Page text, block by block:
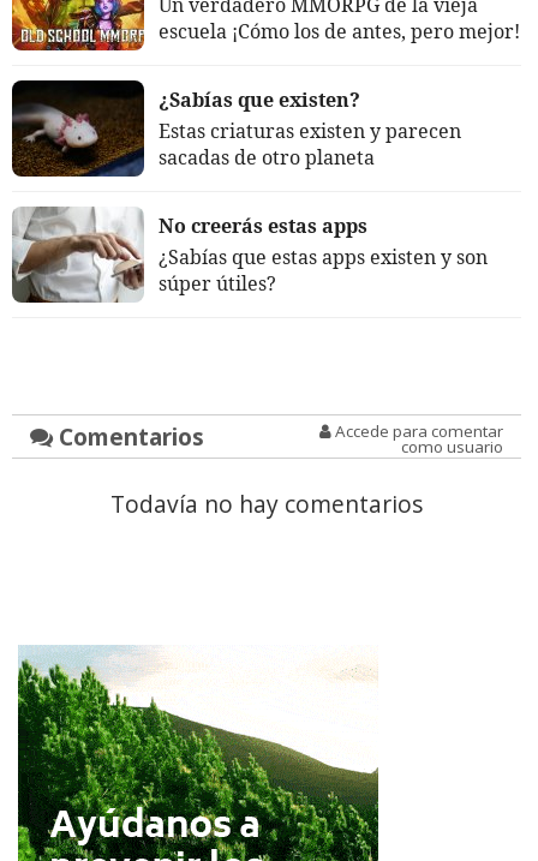
escuela ¡Cómo los de antes, pero mejor!
¿Sabías que existen?
Estas criaturas existen y parecen
sacadas de otro planeta
No creerás estas apps
¿Sabías que estas apps existen y son
súper útiles?
Comentarios Accede para comentar
como usuario
Todavía no hay comentarios